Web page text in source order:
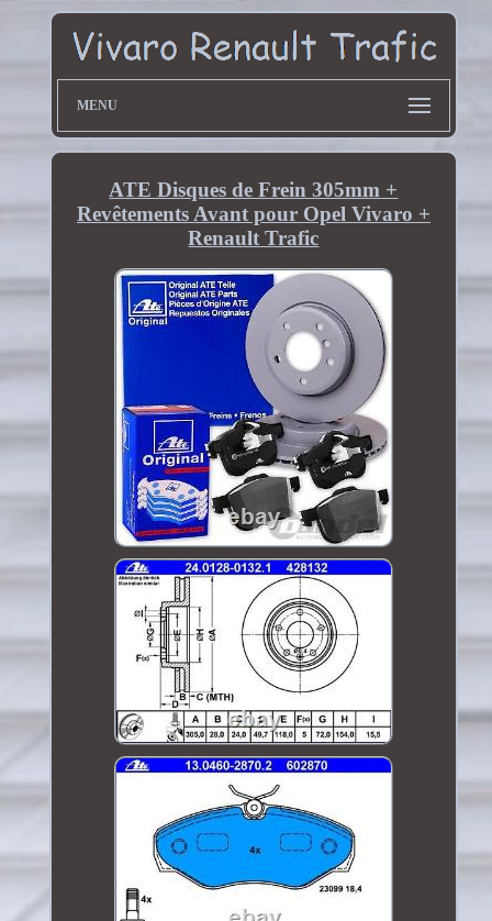
MENU
ATE Disques de Frein 305mm +
Revêtements Avant pour Opel Vivaro +
Renault Trafic